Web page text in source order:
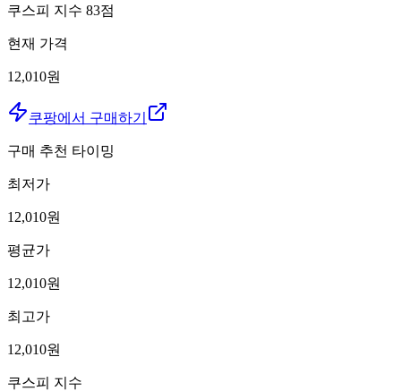
쿠스피 지수 83점
현재 가격
12,010원
쿠팡에서 구매하기
구매 추천 타이밍
최저가
12,010원
평균가
12,010원
최고가
12,010원
쿠스피 지수